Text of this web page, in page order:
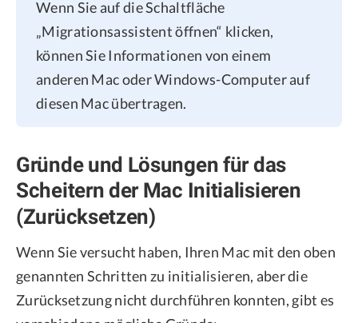
Wenn Sie auf die Schaltfläche
„Migrationsassistent öffnen“ klicken,
können Sie Informationen von einem
anderen Mac oder Windows-Computer auf
diesen Mac übertragen.
Gründe und Lösungen für das
Scheitern der Mac Initialisieren
(Zurücksetzen)
Wenn Sie versucht haben, Ihren Mac mit den oben
genannten Schritten zu initialisieren, aber die
Zurücksetzung nicht durchführen konnten, gibt es